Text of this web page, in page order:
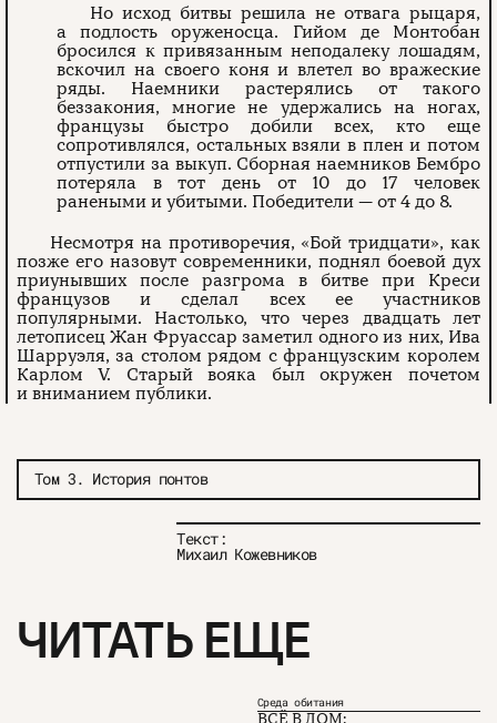
Том 3. История понтов
Текст:
Михаил Кожевников
Но исход битвы решила не отвага рыцаря,
а подлость оруженосца. Гийом де Монтобан
бросился к привязанным неподалеку лошадям,
вскочил на своего коня и влетел во вражеские
ряды. Наемники растерялись от такого
беззакония, многие не удержались на ногах,
французы быстро добили всех, кто еще
сопротивлялся, остальных взяли в плен и потом
отпустили за выкуп. Сборная наемников Бембро
потеряла в тот день от 10 до 17 человек
ранеными и убитыми. Победители — от 4 до 8.
Несмотря на противоречия, «Бой тридцати», как
позже его назовут современники, поднял боевой дух
приунывших после разгрома в битве при Креси
французов и сделал всех ее участников
популярными. Настолько, что через двадцать лет
летописец Жан Фруассар заметил одного из них, Ива
Шарруэля, за столом рядом с французским королем
Карлом V. Старый вояка был окружен почетом
и вниманием публики.
ЧИТАТЬ ЕЩЕ
Среда обитания
ВСЁ В ДОМ: